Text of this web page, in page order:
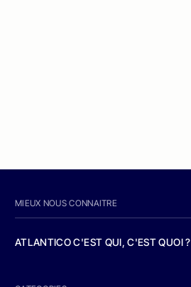
MIEUX NOUS CONNAITRE
ATLANTICO C'EST QUI, C'EST QUOI ?